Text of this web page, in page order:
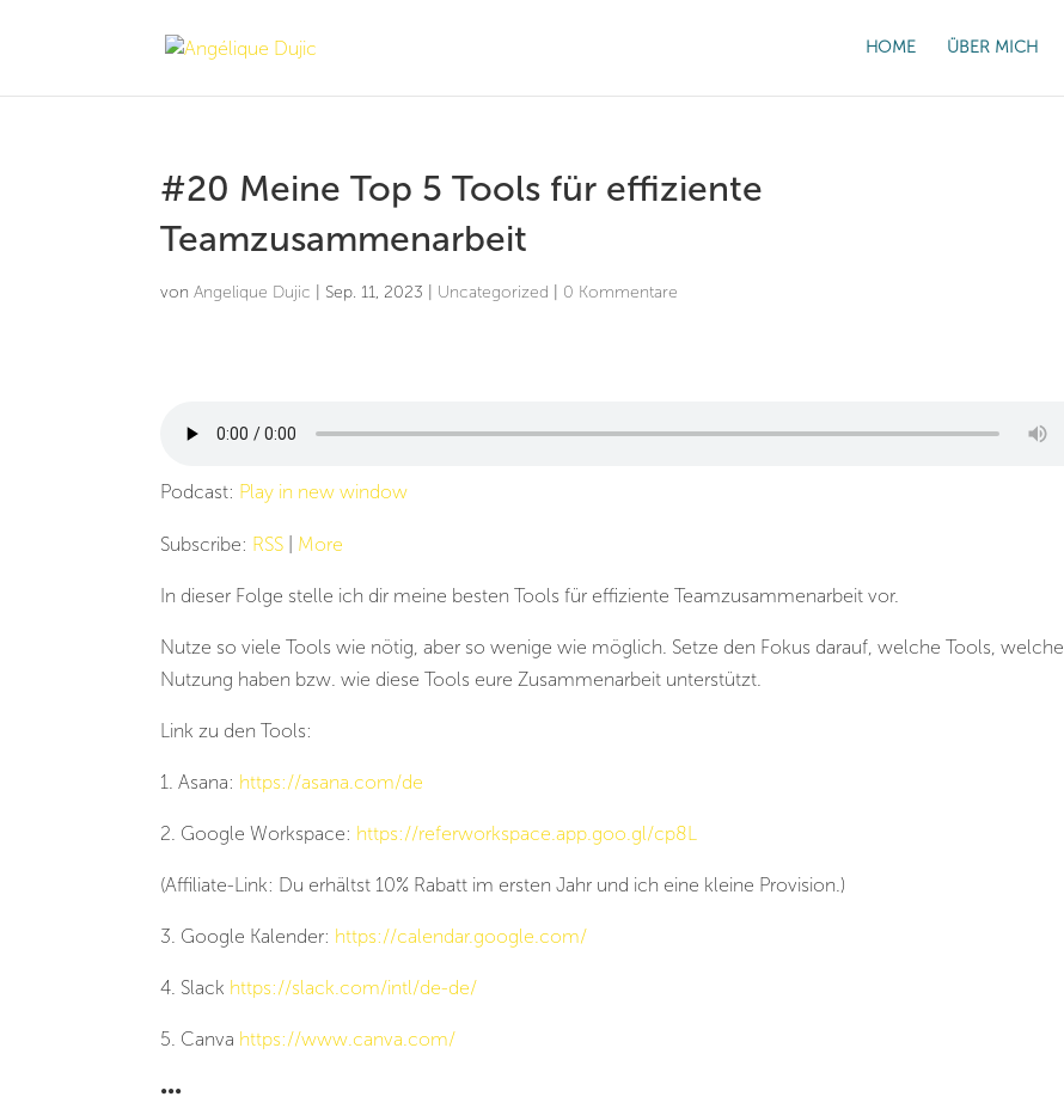
HOME ÜBER MICH
#20 Meine Top 5 Tools für effiziente
Teamzusammenarbeit
vonAngelique Dujic Sep. 11, 2023 Uncategorized 0 Kommentare
Podcast: Play in new window
Subscribe: RSS More
In dieser Folge stelle ich dir meine besten Tools für effiziente Teamzusammenarbeit vor.
Nutze so viele Tools wie nötig, aber so wenige wie möglich. Setze den Fokus darauf, welche Tools, welche
Nutzung haben bzw. wie diese Tools eure Zusammenarbeit unterstützt.
Link zu den Tools:
1. Asana: https://asana.com/de
2. Google Workspace: https://referworkspace.app.goo.gl/cp8L
(Affiliate-Link: Du erhältst 10% Rabatt im ersten Jahr und ich eine kleine Provision.)
3. Google Kalender: https://calendar.google.com/
4. Slack https://slack.com/intl/de-de/
5. Canva https://www.canva.com/
•••